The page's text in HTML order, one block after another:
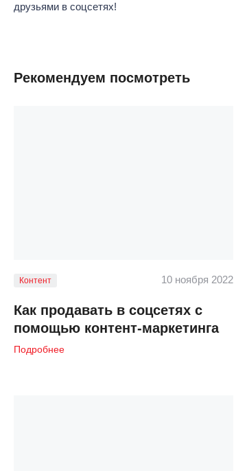
друзьями в соцсетях!
Рекомендуем посмотреть
10 ноября 2022
Контент
Как продавать в соцсетях с
помощью контент-маркетинга
Подробнее